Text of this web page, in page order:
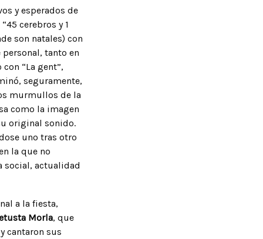
y esperados de
cerebros y 1
son natales) con
tanto en
“La gent”,
seguramente,
murmullos de la
como la imagen
original sonido.
uno tras otro
la que no
social, actualidad
a la fiesta,
Morla, que
cantaron sus